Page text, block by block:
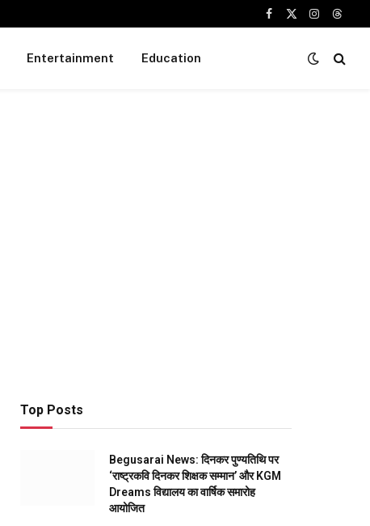
Facebook
X
Instagram
Entertainment Education
Top Posts
Begusarai News: दिनकर पुण्यतिथि पर
‘राष्ट्रकवि दिनकर शिक्षक सम्मान’ और KGM
Dreams विद्यालय का वार्षिक समारोह
आयोजित